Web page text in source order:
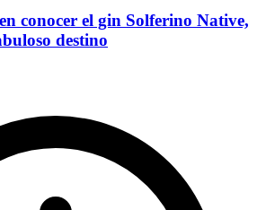
conocer el gin Solferino Native,
destino